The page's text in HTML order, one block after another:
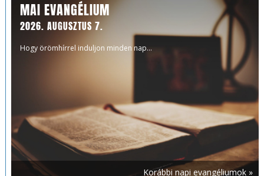
MAI EVANGÉLIUM
2026. AUGUSZTUS 7.
Hogy örömhírrel induljon minden nap...
Korábbi napi evangéliumok »